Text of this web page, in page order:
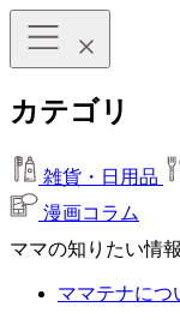
カテゴリ
雑貨・日用品
漫画コラム
ママの知りたい情
ママテナにつ